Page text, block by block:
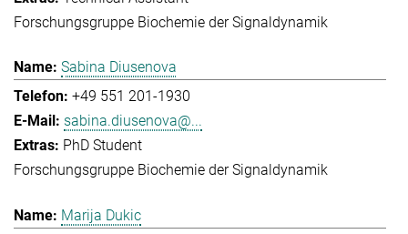
Forschungsgruppe Biochemie der Signaldynamik
Sabina Diusenova
+49 551 201-1930
sabina.diusenova@...
PhD Student
Forschungsgruppe Biochemie der Signaldynamik
Marija Dukic